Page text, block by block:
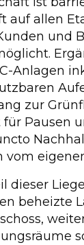
allen
und
Anlagen
zur
Pausen
vom
dieser
beheizte